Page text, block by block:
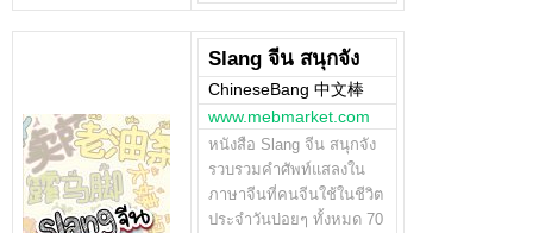
Slang จีน สนุกจัง
ChineseBang 中文棒
www.mebmarket.com
หนังสือ Slang จีน สนุกจัง
รวบรวมคำศัพท์แสลงใน
ภาษาจีนที่คนจีนใช้ในชีวิต
ประจำวันบ่อยๆ ทั้งหมด 70